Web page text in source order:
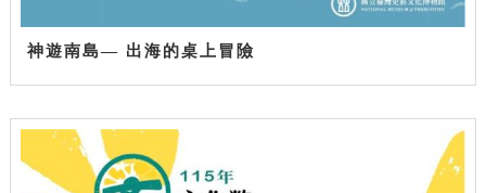
神遊南島— 出海的桌上冒險